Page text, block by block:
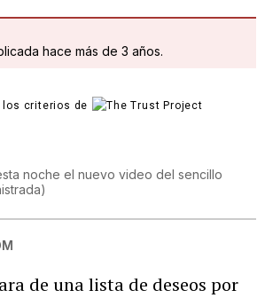
hace más de 3 años.
los criterios de
noche el nuevo video del sencillo
)
de una lista de deseos por